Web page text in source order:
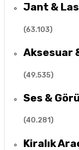
Jant &
(63.103)
Aksesuar
(49.535)
Ses &
(40.281)
Kiralık